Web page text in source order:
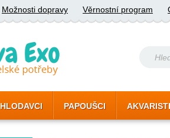
Možnosti dopravy Věrnostní program
HLODAVCI PAPOUŠCI